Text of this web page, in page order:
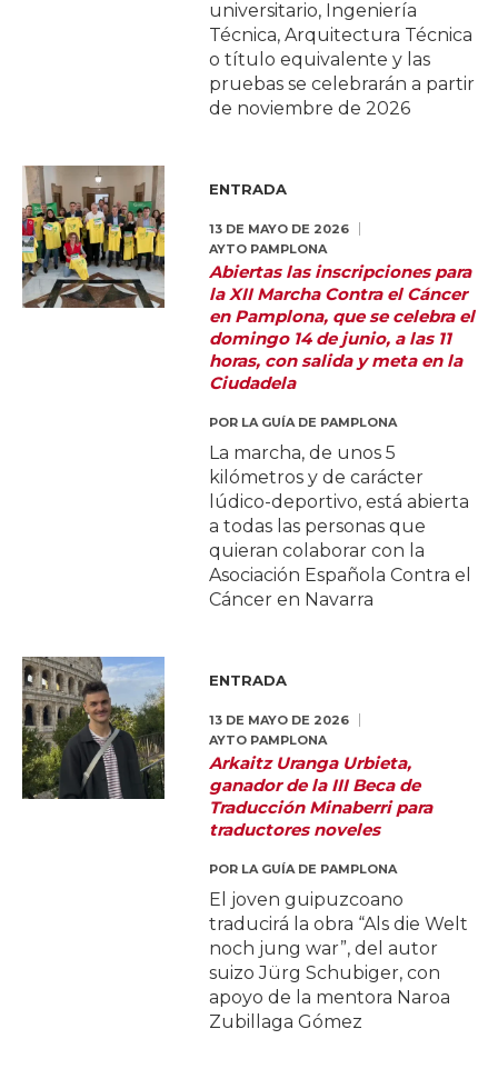
universitario, Ingeniería
Técnica, Arquitectura Técnica
o título equivalente y las
pruebas se celebrarán a partir
de noviembre de 2026
ENTRADA
13 DE MAYO DE 2026
AYTO PAMPLONA
Abiertas las inscripciones para
la XII Marcha Contra el Cáncer
en Pamplona, que se celebra el
domingo 14 de junio, a las 11
horas, con salida y meta en la
Ciudadela
POR LA GUÍA DE PAMPLONA
La marcha, de unos 5
kilómetros y de carácter
lúdico-deportivo, está abierta
a todas las personas que
quieran colaborar con la
Asociación Española Contra el
Cáncer en Navarra
ENTRADA
13 DE MAYO DE 2026
AYTO PAMPLONA
Arkaitz Uranga Urbieta,
ganador de la III Beca de
Traducción Minaberri para
traductores noveles
POR LA GUÍA DE PAMPLONA
El joven guipuzcoano
traducirá la obra “Als die Welt
noch jung war”, del autor
suizo Jürg Schubiger, con
apoyo de la mentora Naroa
Zubillaga Gómez